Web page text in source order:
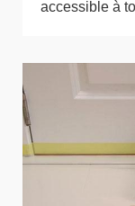
accessible à